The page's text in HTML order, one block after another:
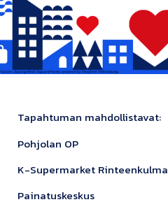
Tapahtuman mahdollistavat:
Pohjolan OP
K-Supermarket Rinteenkulma
Painatuskeskus